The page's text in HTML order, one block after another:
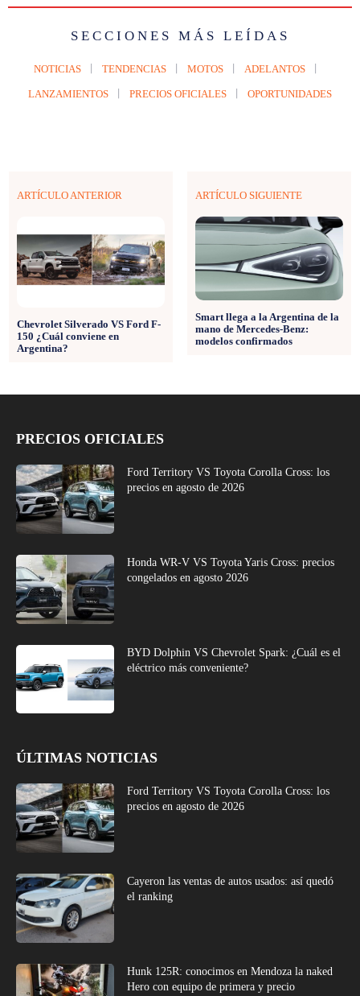
SECCIONES MÁS LEÍDAS
NOTICIAS TENDENCIAS MOTOS ADELANTOS
LANZAMIENTOS PRECIOS OFICIALES OPORTUNIDADES
ARTÍCULO ANTERIOR
Chevrolet Silverado VS Ford F-
150 ¿Cuál conviene en
Argentina?
ARTÍCULO SIGUIENTE
Smart llega a la Argentina de la
mano de Mercedes-Benz:
modelos confirmados
PRECIOS OFICIALES
Ford Territory VS Toyota Corolla Cross: los
precios en agosto de 2026
Honda WR-V VS Toyota Yaris Cross: precios
congelados en agosto 2026
BYD Dolphin VS Chevrolet Spark: ¿Cuál es el
eléctrico más conveniente?
ÚLTIMAS NOTICIAS
Ford Territory VS Toyota Corolla Cross: los
precios en agosto de 2026
Cayeron las ventas de autos usados: así quedó
el ranking
Hunk 125R: conocimos en Mendoza la naked
Hero con equipo de primera y precio